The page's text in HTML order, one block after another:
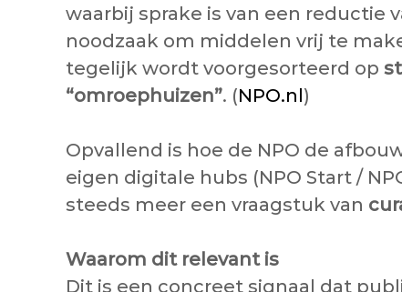
waarbij sprake is van een reductie
noodzaak om middelen vrij te
tegelijk wordt voorgesorteerd op
“omroephuizen”. (NPO.nl)
Opvallend is hoe de NPO de
eigen digitale hubs (NPO Start /
steeds meer een vraagstuk van
Waarom dit relevant is
Dit is een concreet signaal dat